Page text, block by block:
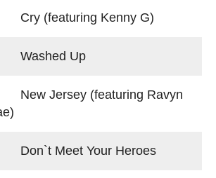
(featuring Kenny G)
Up
Jersey (featuring Ravyn
Meet Your Heroes